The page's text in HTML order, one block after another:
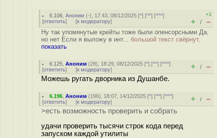
6.106 ,Аноним (-), 17:43, 08/12/2025 [^] [^^] [^^^]
[ответить] [к модератору]
+1
+ / –
Ну так упомянутые крейты тоже были опенсорсными Да,
но нет Если я выложу в инт... большой текст свёрнут,
показать
6.125 ,Аноним (28), 18:29, 08/12/2025 [^] [^^] [^^^]
[ответить] [к модератору] + / –
Можешь ругать дворника из Душанбе.
6.196 ,Аноним (196), 18:07, 14/12/2025 [^] [^^] [^^^]
[ответить] [к модератору] + / –
>есть возможность проверить и собрать
удачи проверить тысячи строк кода перед
запуском каждой утилиты